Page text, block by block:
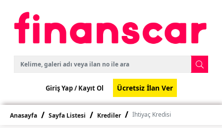
Giriş Yap /Kayıt Ol Ücretsiz İlan Ver
Anasayfa Sayfa Listesi Krediler İhtiyaç Kredisi